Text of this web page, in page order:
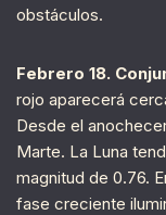
obstáculos.
Febrero 18.
rojo aparecerá
Desde el
Marte. La Luna
magnitud de 0.76.
fase creciente